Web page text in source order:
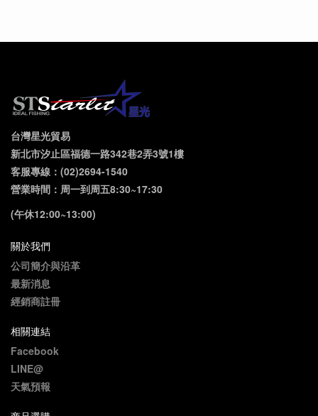
台灣星光貿易
新北市汐止區福德一路342巷2弄3號1樓
客服專線：(02)2694-1540
營業時間：周一到周五8:30~17:30
(午休12:00~13:00)
關於我們
公司簡介與沿革
最新消息
經銷商註冊
相關連結
Facebook
LINE@
天氣預報